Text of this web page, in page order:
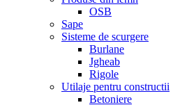
OSB
Sape
Sisteme de scurgere
Burlane
Jgheab
Rigole
Utilaje pentru constructii
Betoniere